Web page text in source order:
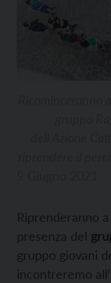
Riprenderanno
presenza del
gruppo giovani
incontreremo